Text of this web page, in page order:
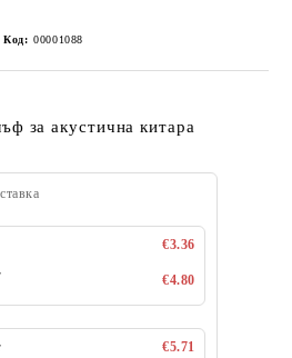
Код: 00001088
за акустична китара
€3.36
€4.80
€5.71